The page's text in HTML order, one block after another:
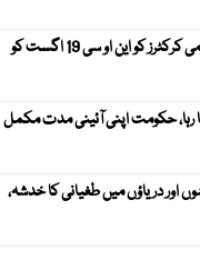
کیریبین پریمیئر لیگ ، قومی کرکٹرز کو این او سی 19 اگست کو
رہا، حکومت اپنی آئینی مدت مکمل
بارشوں اور دریاؤں میں طغیانی کا خدشہ،